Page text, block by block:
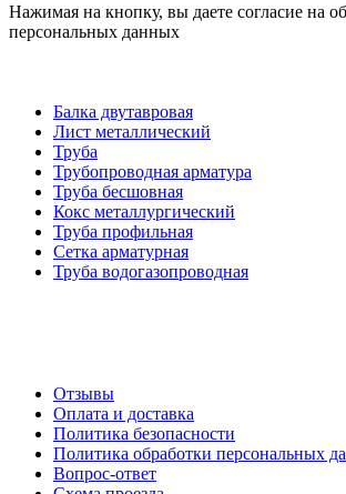
Нажимая на кнопку, вы даете согласие на
персональных данных
Балка двутавровая
Лист металлический
Труба
Трубопроводная арматура
Труба бесшовная
Кокс металлургический
Труба профильная
Cетка арматурная
Труба водогазопроводная
Отзывы
Оплата и доставка
Политика безопасности
Политика обработки персональных
Вопрос-ответ